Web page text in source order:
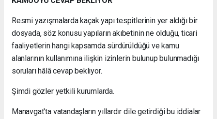
Resmi yazışmalarda kaçak yapı tespitlerinin yer aldığı bir
dosyada, söz konusu yapıların akıbetinin ne olduğu, ticari
faaliyetlerin hangi kapsamda sürdürüldüğü ve kamu
alanlarının kullanımına ilişkin izinlerin bulunup bulunmadığı
soruları hâlâ cevap bekliyor.
Şimdi gözler yetkili kurumlarda.
Manavgat'ta vatandaşların yıllardır dile getirdiği bu iddialar